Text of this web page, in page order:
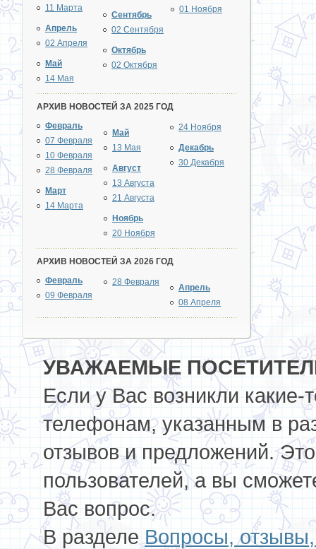
11 Марта
Апрель
02 Апреля
Май
14 Мая
Сентябрь
02 Сентября
Октябрь
02 Октября
01 Ноября
АРХИВ НОВОСТЕЙ ЗА 2025 ГОД
Февраль
07 Февраля
10 Февраля
28 Февраля
Март
14 Марта
Май
13 Мая
Август
13 Августа
21 Августа
Ноябрь
20 Ноября
24 Ноября
Декабрь
30 Декабря
АРХИВ НОВОСТЕЙ ЗА 2026 ГОД
Февраль
09 Февраля
28 Февраля
Апрель
08 Апреля
УВАЖАЕМЫЕ
Если у Вас возникли
телефонам, указанным в
отзывов и предложений.
пользователей, а вы
Вас вопрос.
В разделе Вопросы,